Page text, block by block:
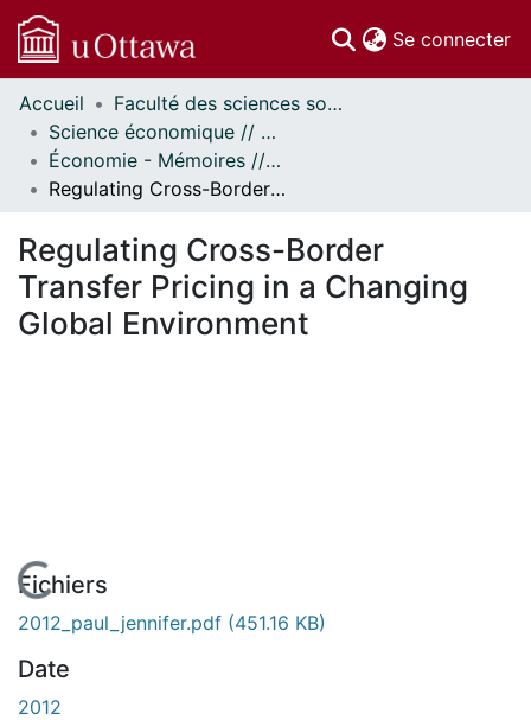
Se connecter
Communautés
et collections
Parcourir
Statistiques
À propos
Accueil
Faculté des sciences sociales // Faculty of Social Sciences
Science économique // Economics
Économie - Mémoires // Economics - Research Papers
Regulating Cross-Border Transfer Pricing in a Changing Global Environment
Regulating Cross-Border
Transfer Pricing in a Changing
Global Environment
En cours de chargement...
Fichiers
2012_paul_jennifer.pdf (451.16 KB)
Date
2012